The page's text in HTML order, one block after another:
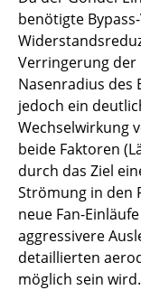
Sci-Fi-Turbo
SRS-T2C
StröSimH2
VALERIE
WindaB
↩ Zurück zur
benötigte
Verringerung der
Nasenradius des
jedoch ein
Wechselwirkung
beide Faktoren
durch das Ziel
Strömung in den
neue Fan-
aggressivere
detaillierten
möglich sein wird.